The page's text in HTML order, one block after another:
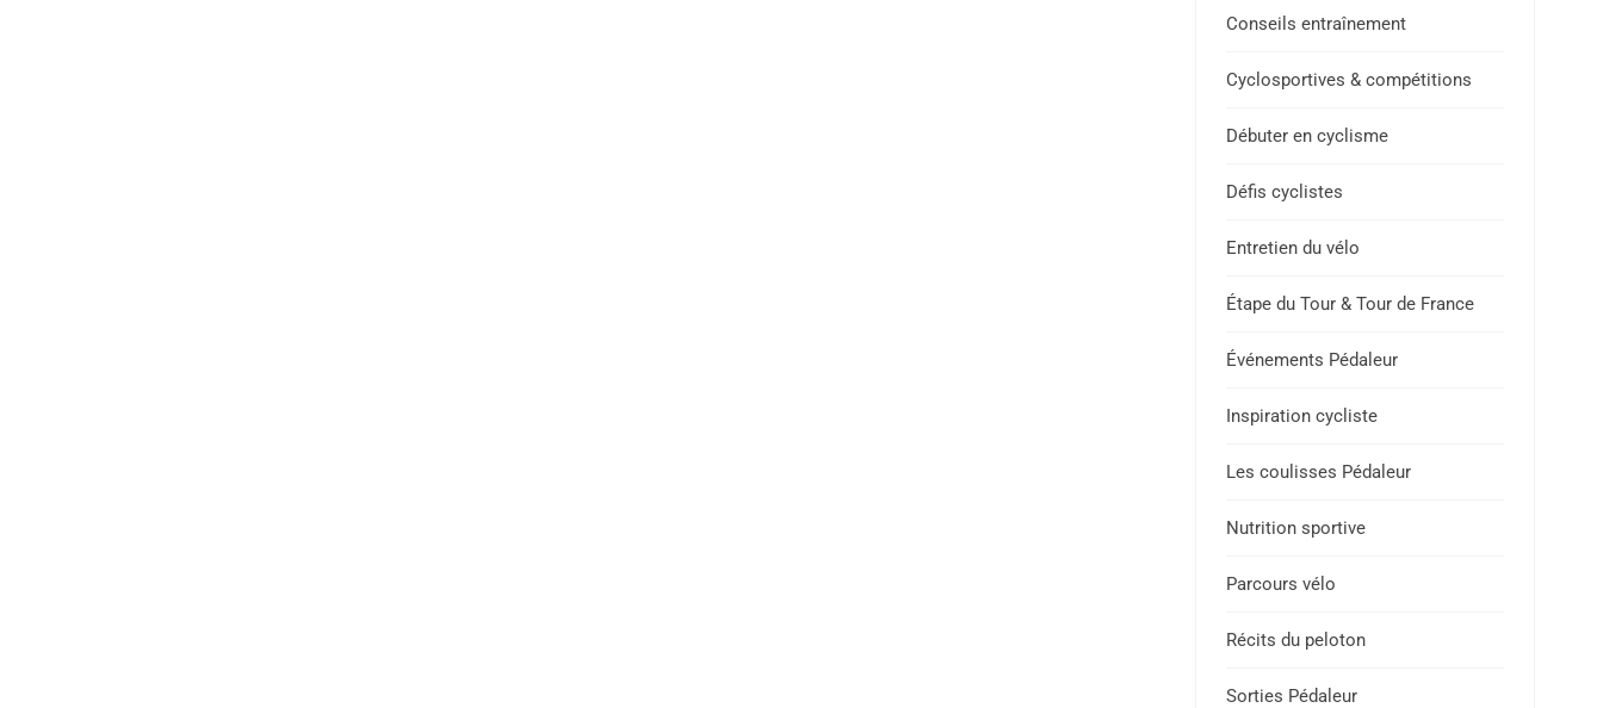
Conseils entraînement
Cyclosportives & compétitions
Débuter en cyclisme
Défis cyclistes
Entretien du vélo
Étape du Tour & Tour de France
Événements Pédaleur
Inspiration cycliste
Les coulisses Pédaleur
Nutrition sportive
Parcours vélo
Récits du peloton
Sorties Pédaleur